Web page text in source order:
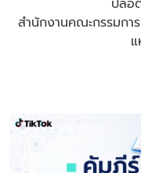
ปลอ
สํานักงานคณะกรรมกา